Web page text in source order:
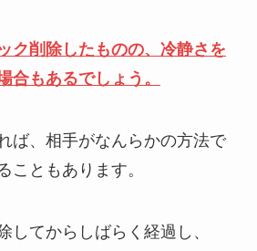
ク削除したものの、冷静さを
合もあるでしょう。
ば、相手がなんらかの方法で
こともあります。
してからしばらく経過し、